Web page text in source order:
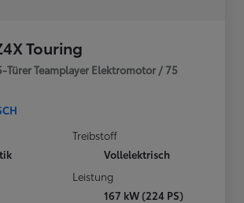
Touring
Türer Teamplayer Elektromotor / 75
Treibstoff
Vollelektrisch
Leistung
167 kW (224 PS)